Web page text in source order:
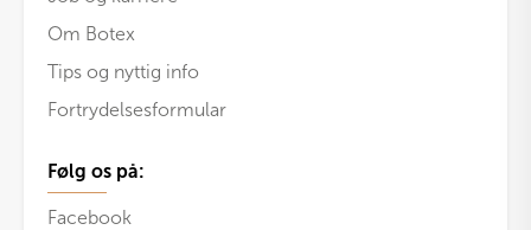
Om Botex
Tips og nyttig info
Fortrydelsesformular
Følg os på:
Facebook